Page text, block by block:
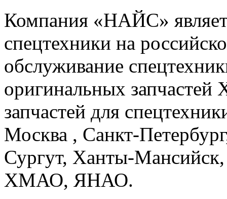
Компания «НАЙС»
спецтехники на
обслуживание
оригинальных
запчастей для
Москва , Санкт-
Сургут, Ханты-
ХМАО, ЯНАО.